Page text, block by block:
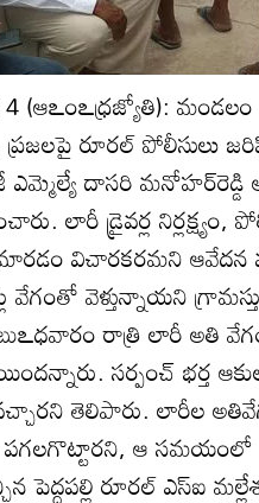
4 (ఆఽంఽధ్రజ్యోతి):
రూరల్‌ పోలీసులు
దాసరి మనోహర్‌రెడ్డి
లారీ డ్రైవర్ల
విచారకరమని ఆవేదన
వేగంతో వెళ్తున్నాయని
రాత్రి లారీ అతి
సర్పంచ్‌ భర్త
తెలిపారు. లారీల
ఆ సమయంలో
పెద్దపల్లి రూరల్‌ ఎస్‌ఐ